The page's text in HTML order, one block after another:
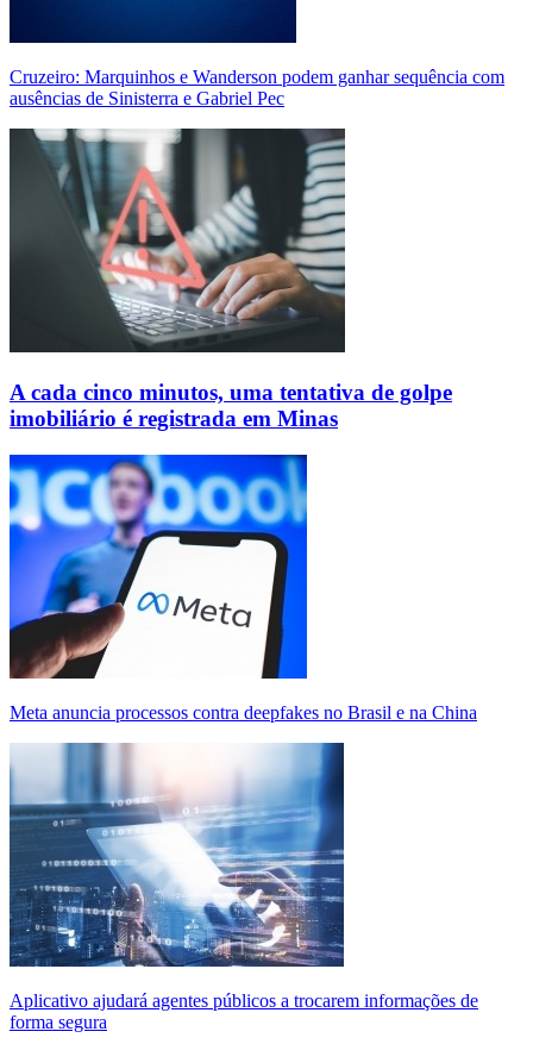
Cruzeiro: Marquinhos e Wanderson podem ganhar sequência com
ausências de Sinisterra e Gabriel Pec
A cada cinco minutos, uma tentativa de golpe
imobiliário é registrada em Minas
Meta anuncia processos contra deepfakes no Brasil e na China
Aplicativo ajudará agentes públicos a trocarem informações de
forma segura